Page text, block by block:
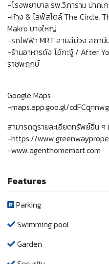
-โรงพยาบาล รพ.วิภาราม ปาก
-ห้าง & ไลฟ์สไตล์ The Circle,
Makro บางใหญ่
-รถไฟฟ้า MRT สายสีม่วง สถา
-ร้านอาหารดัง โอ้กะจู๋ / After
ราชพฤกษ์
Google Maps
-maps.app.goo.gl/
สามารถดูรายละเอียดทรัพย์อื่น ๆ
-https://
-www.agenthomemart.com
Features
Parking
Swimming pool
Garden